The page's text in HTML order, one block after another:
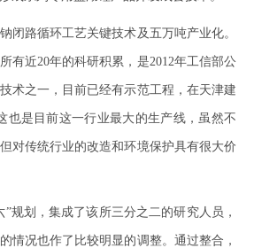
路循环工艺关键技术及五万吨产业化。
有近20年的科研积累，是2012年工信部公
术之一，目前已经有示范工程，在天津建
也是目前这一行业最大的生产线，虽然不
对传统行业的改造和环境保护具有很大价
划，集成了该所三分之二的研究人员，
情况也作了比较明显的调整。通过整合，